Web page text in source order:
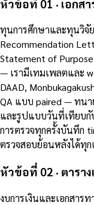
หัวข้อที่ 01 · เอกส
ทุนการศึกษาและทุนวิจัย
Recommendation
Statement of
— เรามีเทมเพลตและ
DAAD,
QA แบบ paired — ทนา
และรูปแบบวันที่เทียบกั
การตรวจทุกครั้งบันทึก
ตรวจสอบย้อนหลังได้ทุก
หัวข้อที่ 02 · ตารา
งบการเงินและเอกสาร